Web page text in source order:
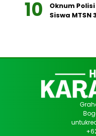
Oknum
Siswa MTSN